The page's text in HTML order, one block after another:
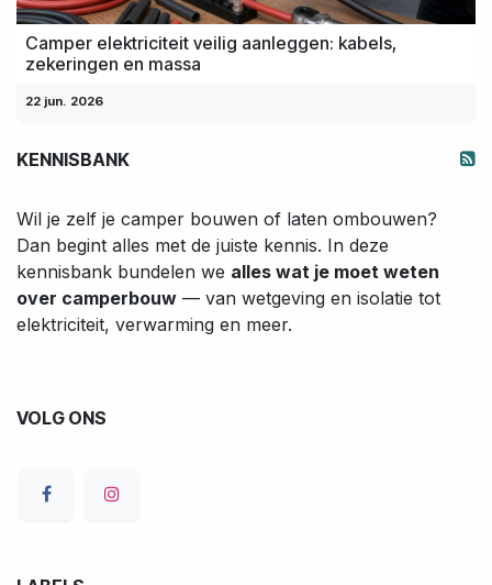
Camper elektriciteit veilig aanleggen: kabels,
zekeringen en massa
22 jun. 2026
KENNISBANK
Wil je zelf je camper bouwen of laten ombouwen?
Dan begint alles met de juiste kennis. In deze
kennisbank bundelen we alles wat je moet weten
over camperbouw — van wetgeving en isolatie tot
elektriciteit, verwarming en meer.
VOLG ONS